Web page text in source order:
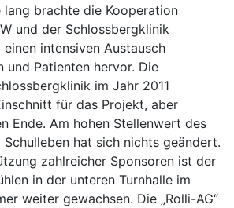
lang brachte die Kooperation
und der Schlossbergklinik
einen intensiven Austausch
und Patienten hervor. Die
im Jahr 2011
für das Projekt, aber
Ende. Am hohen Stellenwert des
hat sich nichts geändert.
zahlreicher Sponsoren ist der
in der unteren Turnhalle im
weiter gewachsen. Die „Rolli-AG“